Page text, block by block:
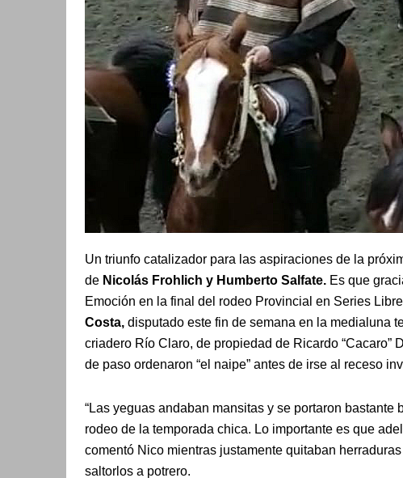
Un triunfo catalizador para las aspiraciones de la
de Nicolás Frohlich y Humberto Salfate. Es que
Emoción en la final del rodeo Provincial en Series
Costa, disputado este fin de semana en la medialuna
criadero Río Claro, de propiedad de Ricardo “Cacaro”
de paso ordenaron “el naipe” antes de irse al receso
“Las yeguas andaban mansitas y se portaron bastante
rodeo de la temporada chica. Lo importante es que
comentó Nico mientras justamente quitaban
saltorlos a potrero.